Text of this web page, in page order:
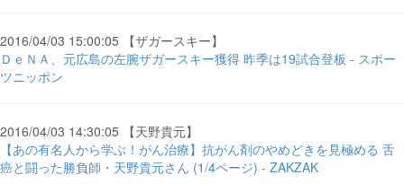
2016/04/03 15:00:05 【ザガースキー】
ＤｅＮＡ、元広島の左腕ザガースキー獲得 昨季は19試合登板 - スポー
ツニッポン
2016/04/03 14:30:05 【天野貴元】
【あの有名人から学ぶ！がん治療】抗がん剤のやめどきを見極める 舌
癌と闘った勝負師・天野貴元さん (1/4ページ) - ZAKZAK